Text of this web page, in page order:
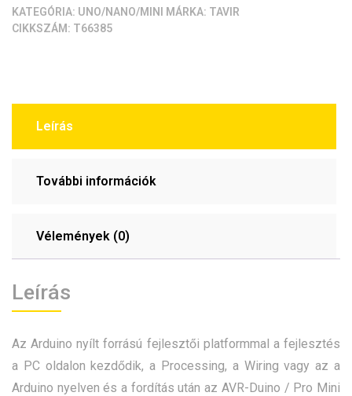
TQFP)
mennyiség
KATEGÓRIA: UNO/NANO/MINI MÁRKA: TAVIR
CIKKSZÁM: T66385
Leírás
További információk
Vélemények (0)
Leírás
Az Arduino nyílt forrású fejlesztői platformmal a fejlesztés
a PC oldalon kezdődik, a Processing, a Wiring vagy az a
Arduino nyelven és a fordítás után az AVR-Duino / Pro Mini